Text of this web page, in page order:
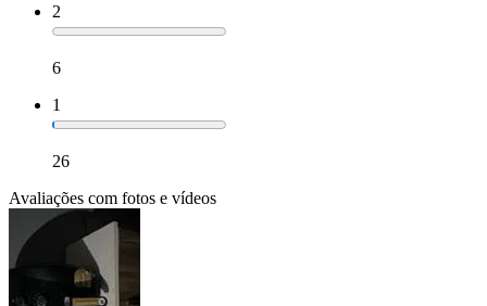
2
6
1
26
Avaliações com fotos e vídeos